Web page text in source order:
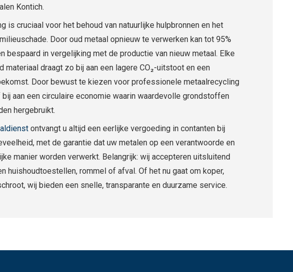
Kontich.
is cruciaal voor het behoud van natuurlijke hulpbronnen en het
Door oud metaal opnieuw te verwerken kan tot 95%
bespaard in vergelijking met de productie van nieuw metaal. Elke
materiaal draagt zo bij aan een lagere CO₂-uitstoot en een
Door bewust te kiezen voor professionele metaalrecycling
aan een circulaire economie waarin waardevolle grondstoffen
hergebruikt.
ontvangt u altijd een eerlijke vergoeding in contanten bij
met de garantie dat uw metalen op een verantwoorde en
manier worden verwerkt. Belangrijk: wij accepteren uitsluitend
huishoudtoestellen, rommel of afval. Of het nu gaat om koper,
wij bieden een snelle, transparante en duurzame service.